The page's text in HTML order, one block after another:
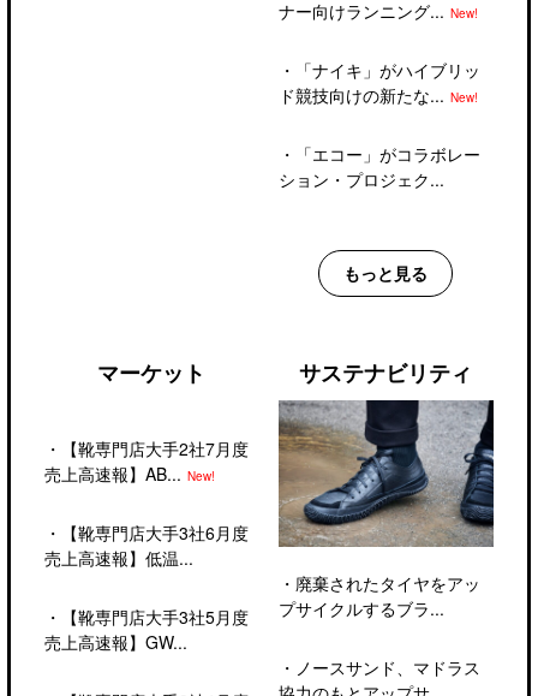
ナー向けランニング... New!
・
「ナイキ」がハイブリッ
ド競技向けの新たな... New!
・
「エコー」がコラボレー
ション・プロジェク...
もっと見る
マーケット
・
【靴専門店大手2社7月度
売上高速報】AB... New!
・
【靴専門店大手3社6月度
売上高速報】低温...
・
【靴専門店大手3社5月度
売上高速報】GW...
サステナビリティ
・ 廃棄されたタイヤをアッ
プサイクルするブラ...
・ ノースサンド、マドラス